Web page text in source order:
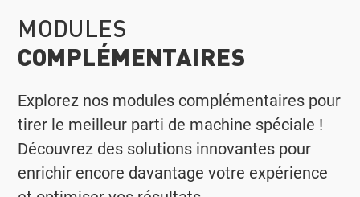
MODULES
COMPLÉMENTAIRES
Explorez nos modules complémentaires pour
tirer le meilleur parti de machine spéciale !
Découvrez des solutions innovantes pour
enrichir encore davantage votre expérience